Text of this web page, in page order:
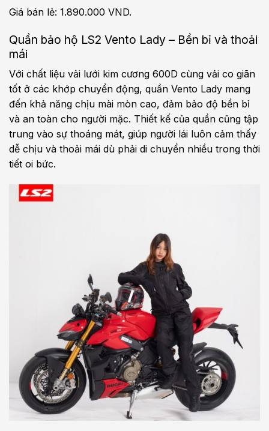
Giá bán lẻ: 1.890.000 VND.
Quần bảo hộ LS2 Vento Lady – Bền bỉ và thoải
mái
Với chất liệu vải lưới kim cương 600D cùng vải co giãn
tốt ở các khớp chuyển động, quần Vento Lady mang
đến khả năng chịu mài mòn cao, đảm bảo độ bền bỉ
và an toàn cho người mặc. Thiết kế của quần cũng tập
trung vào sự thoáng mát, giúp người lái luôn cảm thấy
dễ chịu và thoải mái dù phải di chuyển nhiều trong thời
tiết oi bức.